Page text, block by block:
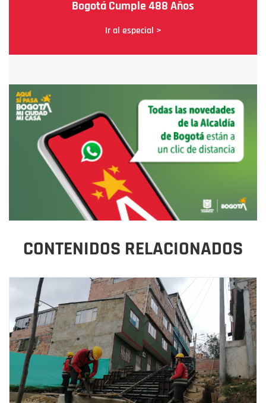
Bogotá Cumple 488 Años
Ir al especial >
CONTENIDOS RELACIONADOS